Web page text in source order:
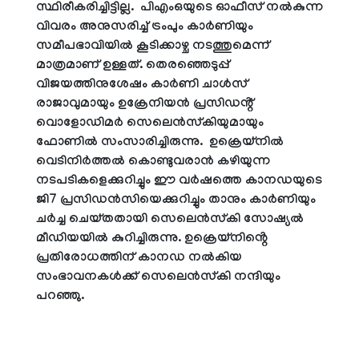
സ്ഥിരീകരിച്ചിട്ടില്ല. പിഎംഒയുടെ ഓഫീസ് നൽകുന്ന
വിവരം അനുസരിച്ച് ട്രംപും കാർണിയും
സമീപഭാവിയിൽ കൂടിക്കാഴ്ച നടത്തുമെന്ന്
മാത്രമാണ് ഉള്ളത്. തെരഞ്ഞെടുപ്പ്
വിജയത്തിനുശേഷം കാർണി ചാൾസ്
രാജാവുമായും ഉക്രേനിയൻ പ്രസിഡൻ്റ്
വൊളോഡിമർ സെലെൻസ്‌കിയുമായും
ഫോണിൽ സംസാരിച്ചിരുന്നു. ഉക്രെയ്‌നിൽ
വെടിനിർത്തൽ കൊണ്ടുവരാൻ കഴിയുന്ന
നടപടികളെക്കുറിച്ചും ഈ വർഷത്തെ കാനഡയുടെ
ജി7 പ്രസിഡൻസിയെക്കുറിച്ചും താനും കാർണിയും
ചർച്ച ചെയ്തതായി സെലെൻസ്‌കി സോഷ്യൽ
മീഡിയയിൽ കുറിച്ചിരുന്നു. ഉക്രെയ്‌നിൻ്റെ
പ്രതിരോധത്തിന് കാനഡ നൽകിയ
സംഭാവനകൾക്ക് സെലെൻസ്‌കി നന്ദിയും
പറഞ്ഞു.